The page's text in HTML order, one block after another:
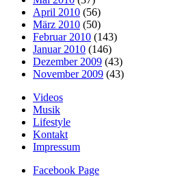
April 2010 (56)
März 2010 (50)
Februar 2010 (143)
Januar 2010 (146)
Dezember 2009 (43)
November 2009 (43)
Videos
Musik
Lifestyle
Kontakt
Impressum
Facebook Page